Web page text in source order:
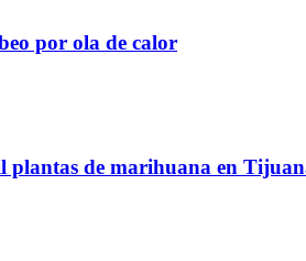
por ola de calor
plantas de marihuana en